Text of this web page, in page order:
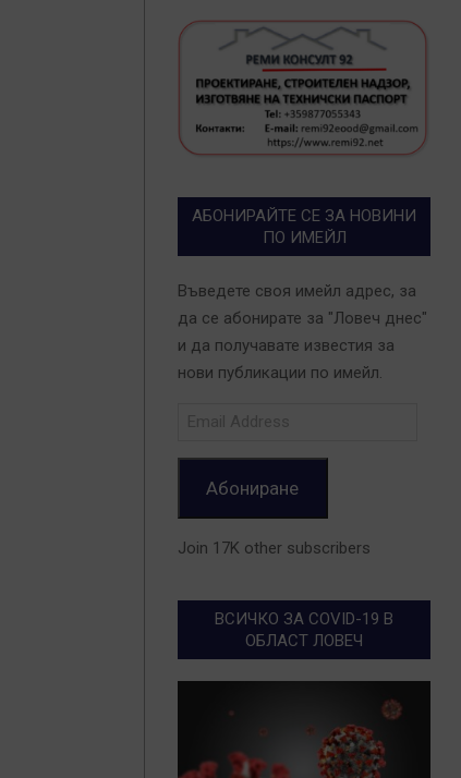
АБОНИРАЙТЕ СЕ ЗА НОВИНИ
ПО ИМЕЙЛ
Въведете своя имейл адрес, за
да се абонирате за "Ловеч днес"
и да получавате известия за
нови публикации по имейл.
Абониране
Join 17K other subscribers
ВСИЧКО ЗА COVID-19 В
ОБЛАСТ ЛОВЕЧ